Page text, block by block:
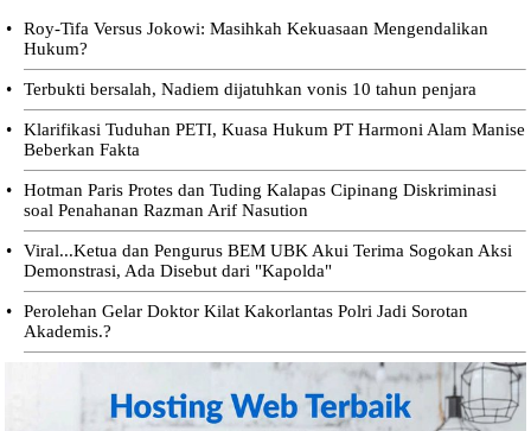
•
Roy-Tifa Versus Jokowi: Masihkah Kekuasaan Mengendalikan
Hukum?
• Terbukti bersalah, Nadiem dijatuhkan vonis 10 tahun penjara
•
Klarifikasi Tuduhan PETI, Kuasa Hukum PT Harmoni Alam Manise
Beberkan Fakta
•
Hotman Paris Protes dan Tuding Kalapas Cipinang Diskriminasi
soal Penahanan Razman Arif Nasution
•
Viral...Ketua dan Pengurus BEM UBK Akui Terima Sogokan Aksi
Demonstrasi, Ada Disebut dari "Kapolda"
•
Perolehan Gelar Doktor Kilat Kakorlantas Polri Jadi Sorotan
Akademis.?